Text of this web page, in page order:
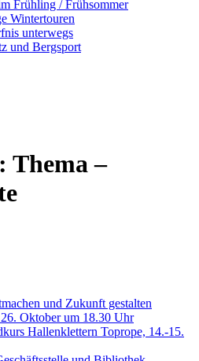
Frühling / Frühsommer
Wintertouren
unterwegs
und Bergsport
Thema –
und Zukunft gestalten
Oktober um 18.30 Uhr
Hallenklettern Toprope, 14.-15.